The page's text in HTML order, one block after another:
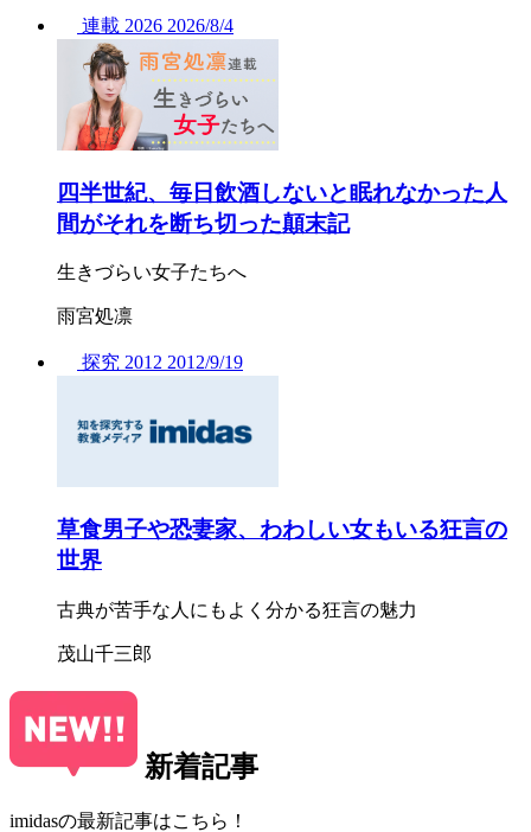
連載 2026 2026/8/4
四半世紀、毎日飲酒しないと眠れなかった人
間がそれを断ち切った顛末記
生きづらい女子たちへ
雨宮処凛
探究 2012 2012/9/19
草食男子や恐妻家、わわしい女もいる狂言の
世界
古典が苦手な人にもよく分かる狂言の魅力
茂山千三郎
新着記事
imidasの最新記事はこちら！